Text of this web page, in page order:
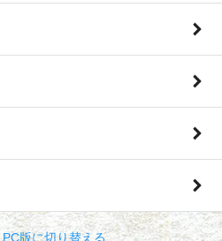
PC版に切り替える